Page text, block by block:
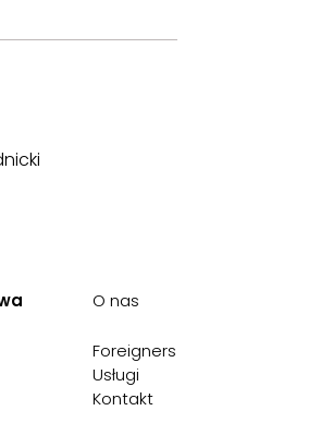
O nas
Foreigners
Usługi
Kontakt